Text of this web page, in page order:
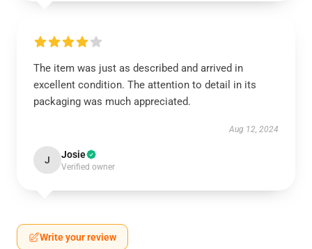
The item was just as described and arrived in
excellent condition. The attention to detail in its
packaging was much appreciated.
Aug 12, 2024
J Josie
Verified owner
Write your review